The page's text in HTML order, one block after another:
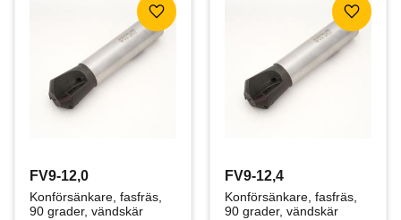
FV9-12,0
Konförsänkare, fasfräs,
90 grader, vändskär
Lägg till i favoriter
FV9-12,4
Konförsänkare, fasfräs,
90 grader, vändskär
Lägg